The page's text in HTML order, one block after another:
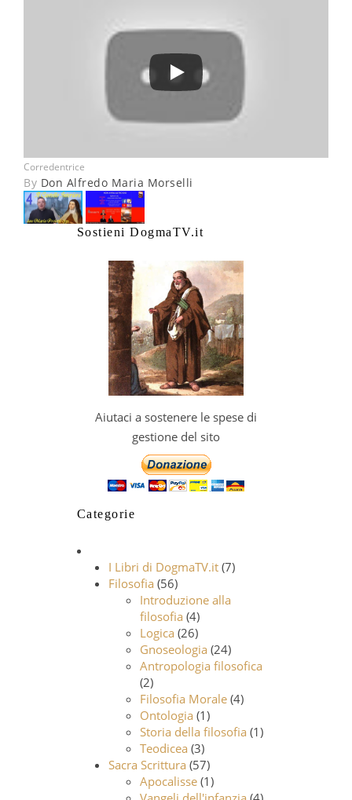
Corredentrice
By Don Alfredo Maria Morselli
Sostieni DogmaTV.it
Aiutaci a sostenere le spese di
gestione del sito
Categorie
I Libri di DogmaTV.it(7)
Filosofia (56)
Introduzione alla
filosofia (4)
Logica (26)
Gnoseologia (24)
Antropologia filosofica
(2)
Filosofia Morale(4)
Ontologia (1)
Storia della filosofia (1)
Teodicea (3)
Sacra Scrittura (57)
Apocalisse(1)